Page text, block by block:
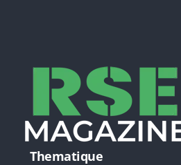
Thematique